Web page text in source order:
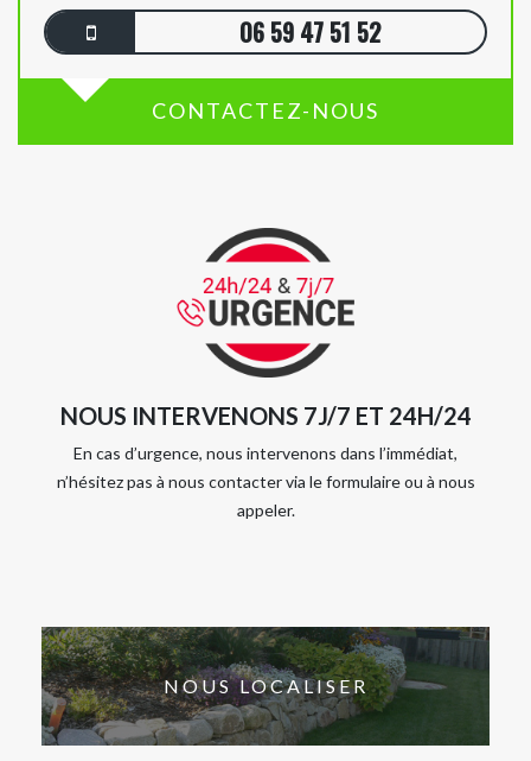
06 59 47 51 52
CONTACTEZ-NOUS
NOUS INTERVENONS 7J/7 ET 24H/24
En cas d’urgence, nous intervenons dans l’immédiat,
n’hésitez pas à nous contacter via le formulaire ou à nous
appeler.
NOUS LOCALISER